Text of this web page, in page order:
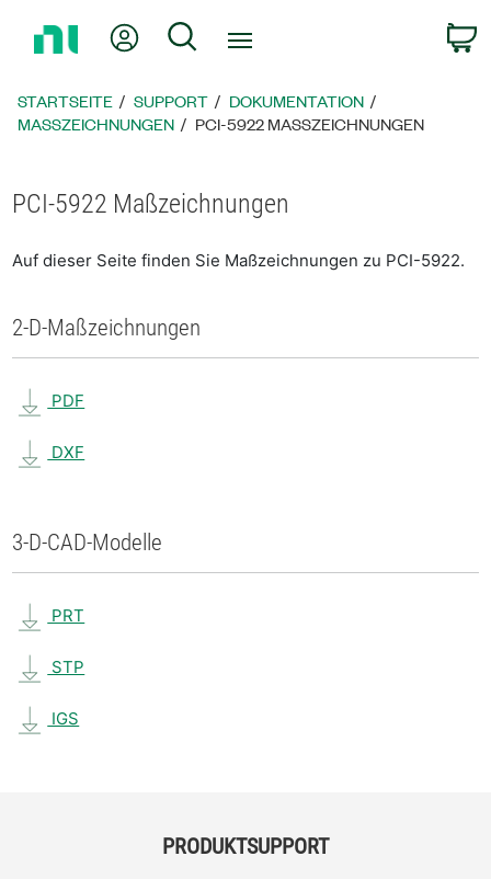
zur
Mein KontoSuche
STARTSEITE SUPPORT
DOKUMENTATION
MASSZEICHNUNGEN
PCI-5922 MASSZEICHNUNGEN
PCI-5922 Maßzeichnungen
Auf dieser Seite finden Sie Maßzeichnungen zu PCI-5922.
2-D-Maßzeichnungen
PDF
DXF
3-D-CAD-Modelle
PRT
STP
IGS
PRODUKTSUPPORT